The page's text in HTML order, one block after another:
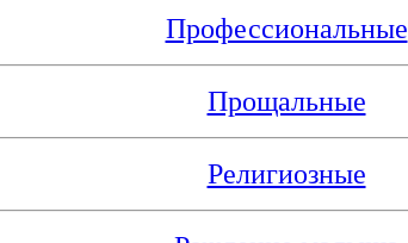
Профессиональные
Прощальные
Религиозные